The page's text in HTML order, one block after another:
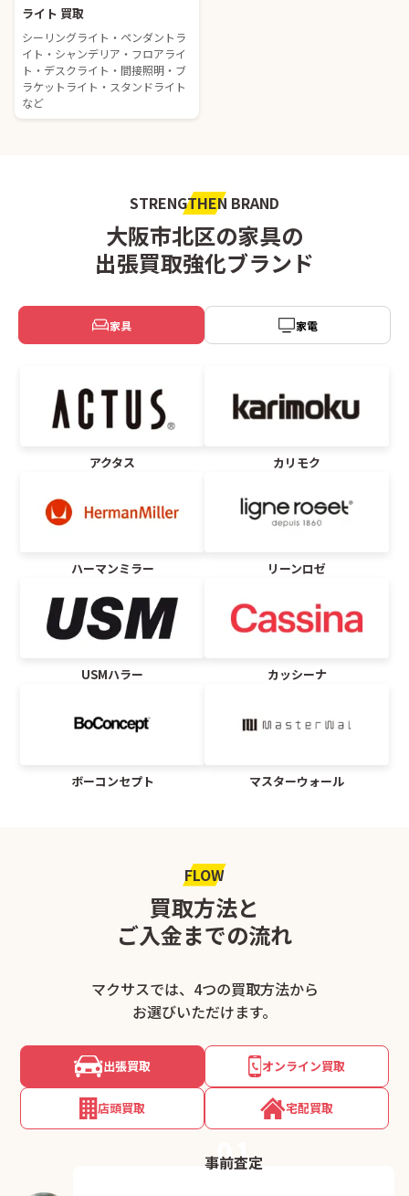
ライト 買取
シーリングライト・ペンダントラ
イト・シャンデリア・フロアライ
ト・デスクライト・間接照明・ブ
ラケットライト・スタンドライト
など
STRENGTHEN BRAND
大阪市北区の家具の
出張買取強化ブランド
家具 家電
アクタス カリモク
ハーマンミラー リーンロゼ
USMハラー カッシーナ
ボーコンセプト マスターウォール
FLOW
買取方法と
ご入金までの流れ
マクサスでは、4つの買取方法から
お選びいただけます。
出張買取 オンライン買取
店頭買取 宅配買取
01
事前査定